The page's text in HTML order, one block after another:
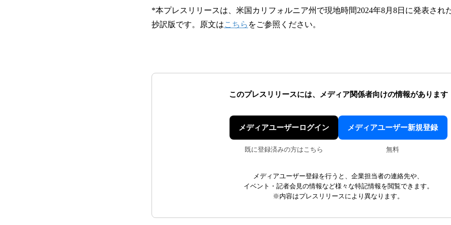
*本プレスリリースは、米国カリフォルニア州で現地時間2024年8月8日に発表され
抄訳版です。原文はこちら をご参照ください。
このプレスリリースには、 メディア関係者向けの情報があります
メディアユーザーログイン
既に登録済みの方はこちら
メディアユーザー新規登録
無料
メディアユーザー登録を行うと、企業担当者の連絡先や、
イベント・記者会見の情報など様々な特記情報を閲覧できます。
※内容はプレスリリースにより異なります。